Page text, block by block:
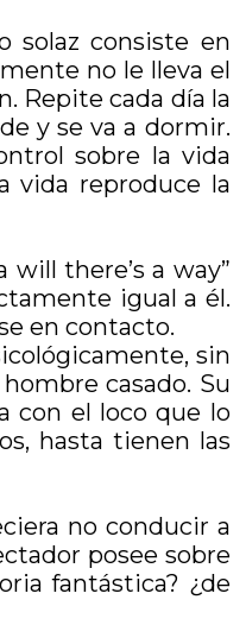
solaz consiste en
no le lleva el
Repite cada día la
y se va a dormir.
sobre la vida
vida reproduce la
there’s a way”
igual a él.
en contacto.
sin
casado. Su
con el loco que lo
hasta tienen las
no conducir a
posee sobre
fantástica? ¿de